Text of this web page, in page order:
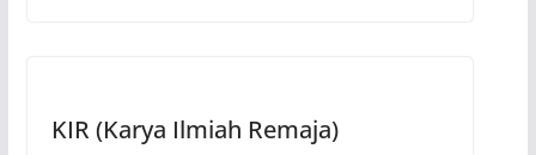
KIR (Karya Ilmiah Remaja)